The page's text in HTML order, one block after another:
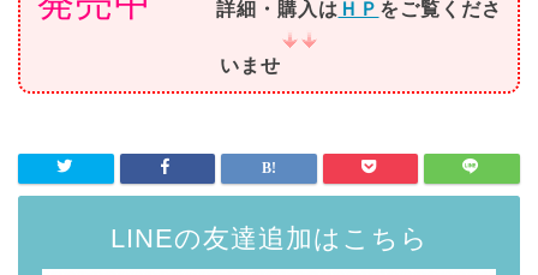
詳細・購入は ＨＰ をご覧くださ
いませ
LINEの友達追加はこちら